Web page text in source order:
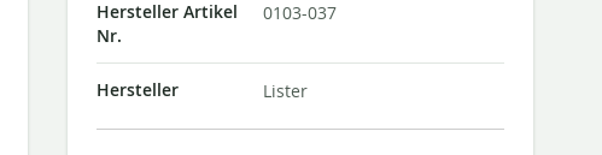
Hersteller Artikel
Nr.
0103-037
Hersteller Lister